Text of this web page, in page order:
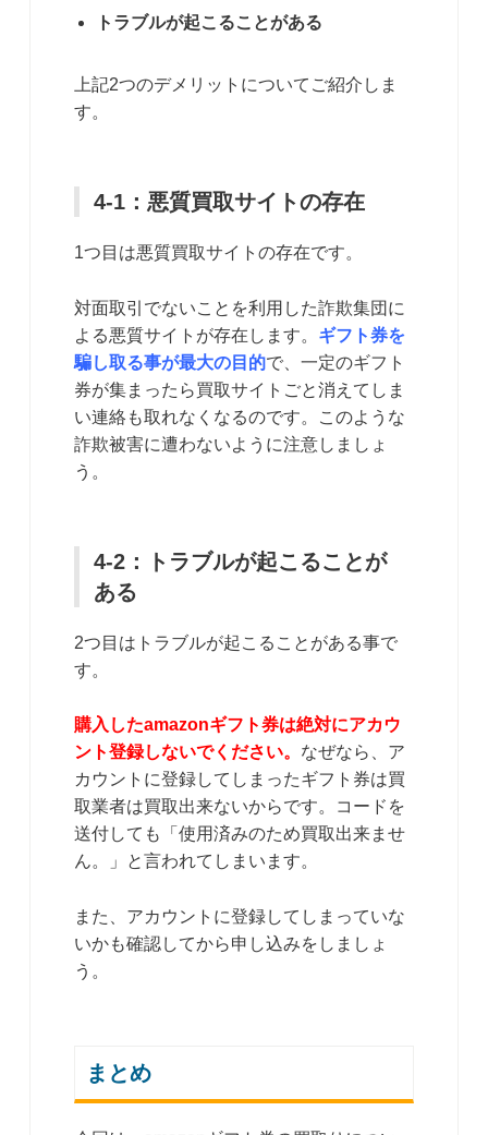
トラブルが起こることがある
上記2つのデメリットについてご紹介しま
す。
4-1：悪質買取サイトの存在
1つ目は悪質買取サイトの存在です。
対面取引でないことを利用した詐欺集団に
よる悪質サイトが存在します。 ギフト券を
騙し取る事が最大の目的で、一定のギフト
券が集まったら買取サイトごと消えてしま
い連絡も取れなくなるのです。このような
詐欺被害に遭わないように注意しましょ
う。
4-2：トラブルが起こることが
ある
2つ目はトラブルが起こることがある事で
す。
購入したamazonギフト券は絶対にアカウ
ント登録しないでください。 なぜなら、ア
カウントに登録してしまったギフト券は買
取業者は買取出来ないからです。コードを
送付しても「使用済みのため買取出来ませ
ん。」と言われてしまいます。
また、アカウントに登録してしまっていな
いかも確認してから申し込みをしましょ
う。
まとめ